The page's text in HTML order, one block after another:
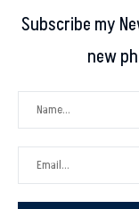
Subscribe my
new